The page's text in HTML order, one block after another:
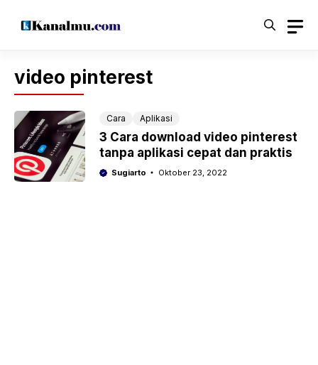
video pinterest
Cara Aplikasi
3 Cara download video pinterest
tanpa aplikasi cepat dan praktis
Sugiarto Oktober 23, 2022